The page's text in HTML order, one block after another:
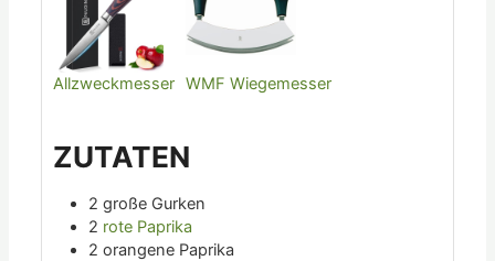
Allzweckmesser WMF Wiegemesser
ZUTATEN
2 große Gurken
2 rote Paprika
2 orangene Paprika